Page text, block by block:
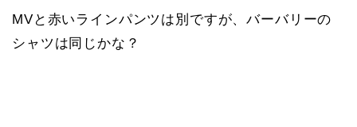
MVと赤いラインパンツは別ですが、バーバリーの
シャツは同じかな？